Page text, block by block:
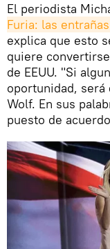
El periodista
Furia: las
explica que esto
quiere
de EEUU. "Si
oportunidad,
Wolf. En sus
puesto de